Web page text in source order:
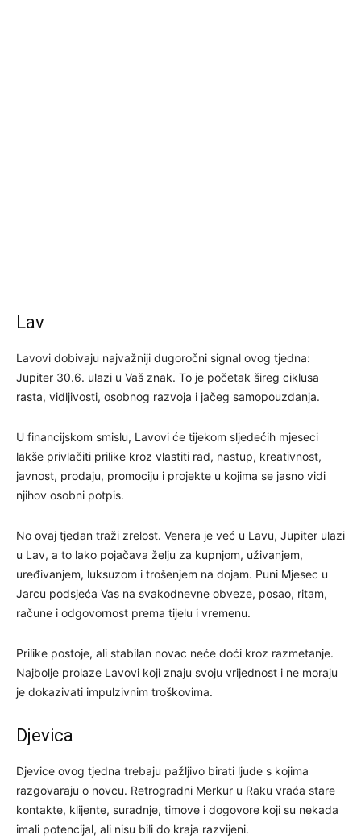
Lav
Lavovi dobivaju najvažniji dugoročni signal ovog tjedna:
Jupiter 30.6. ulazi u Vaš znak. To je početak šireg ciklusa
rasta, vidljivosti, osobnog razvoja i jačeg samopouzdanja.
U financijskom smislu, Lavovi će tijekom sljedećih mjeseci
lakše privlačiti prilike kroz vlastiti rad, nastup, kreativnost,
javnost, prodaju, promociju i projekte u kojima se jasno vidi
njihov osobni potpis.
No ovaj tjedan traži zrelost. Venera je već u Lavu, Jupiter ulazi
u Lav, a to lako pojačava želju za kupnjom, uživanjem,
uređivanjem, luksuzom i trošenjem na dojam. Puni Mjesec u
Jarcu podsjeća Vas na svakodnevne obveze, posao, ritam,
račune i odgovornost prema tijelu i vremenu.
Prilike postoje, ali stabilan novac neće doći kroz razmetanje.
Najbolje prolaze Lavovi koji znaju svoju vrijednost i ne moraju
je dokazivati impulzivnim troškovima.
Djevica
Djevice ovog tjedna trebaju pažljivo birati ljude s kojima
razgovaraju o novcu. Retrogradni Merkur u Raku vraća stare
kontakte, klijente, suradnje, timove i dogovore koji su nekada
imali potencijal, ali nisu bili do kraja razvijeni.